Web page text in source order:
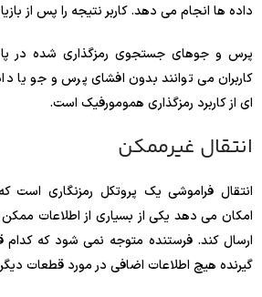
داده ها انجام می دهد. کاربر نتیجه را پس از
پرس و جوهای جستجوی رمزگذاری شده در
کاربران می توانند بدون افشای پرس و جو یا
ای از کاربرد رمزگذاری همومورفیک است.
انتقال غیرممکن
انتقال فراموشی یک پروتکل رمزنگاری
امکان می دهد یکی از بسیاری از اطلاعات ممکن
ارسال کند. فرستنده متوجه نمی شود که
گیرنده هیچ اطلاعات اضافی در مورد قطعات